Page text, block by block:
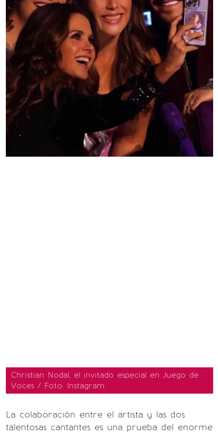
Christian Nodal, el invitado especial en Juego de
Voces / Foto: Instagram
La colaboración entre el artista y las dos
talentosas cantantes es una prueba del enorme